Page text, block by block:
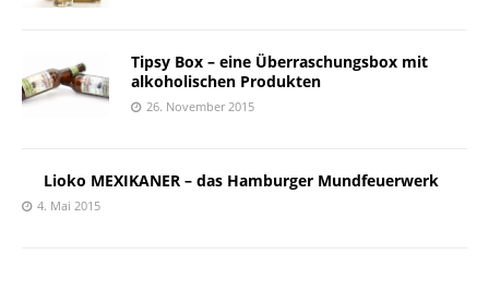
Tipsy Box – eine Überraschungsbox mit
alkoholischen Produkten
26. November 2015
Lioko MEXIKANER – das Hamburger Mundfeuerwerk
4. Mai 2015